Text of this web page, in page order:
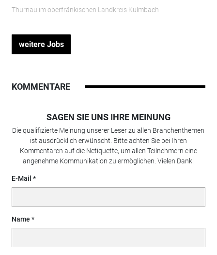
Thurnau im oberfränkischen Landkreis Kulmbach
weitere Jobs
KOMMENTARE
SAGEN SIE UNS IHRE MEINUNG
Die qualifizierte Meinung unserer Leser zu allen Branchenthemen
ist ausdrücklich erwünscht. Bitte achten Sie bei Ihren
Kommentaren auf die Netiquette, um allen Teilnehmern eine
angenehme Kommunikation zu ermöglichen. Vielen Dank!
E-Mail
Name